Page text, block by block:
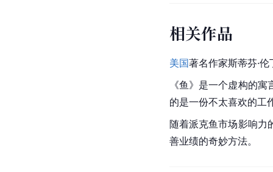
相关作品
美国著名作家斯蒂芬·
《鱼》是一个虚构的
的是一份不太喜欢的工
随着派克鱼市场影响力
善业绩的奇妙方法。